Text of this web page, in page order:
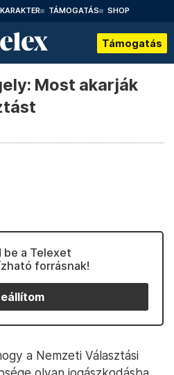
KARAKTER TÁMOGATÁS SHOP
Támogatás
Most akarják
be a Telexet
forrásnak!
a Nemzeti Választási